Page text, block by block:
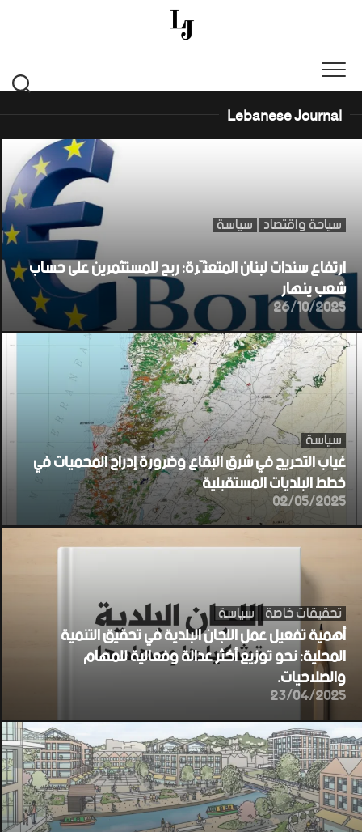
Lebanese Journal
سياحة واقتصاد سياسة
ارتفاع سندات لبنان المتعثّرة: ربح للمستثمرين على حساب
شعب ينهار
26/10/2025
سياسة
غياب التحريج في شرق البقاع وضرورة إدراج المحميات في
خطط البلديات المستقبلية
02/05/2025
تحقيقات خاصة سياسة
أهمية تفعيل عمل اللجان البلدية في تحقيق التنمية
المحلية: نحو توزيع أكثر عدالة وفعالية للمهام
والصلاحيات.
23/04/2025